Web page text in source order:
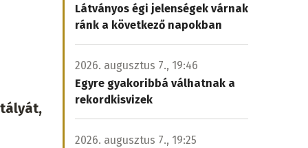
Látványos égi jelenségek várnak
ránk a következő napokban
2026. augusztus 7., 19:46
Egyre gyakoribbá válhatnak a
rekordkisvizek
2026. augusztus 7., 19:25